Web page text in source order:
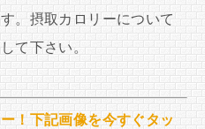
。摂取カロリーについて
て下さい。
！下記画像を今すぐタッ